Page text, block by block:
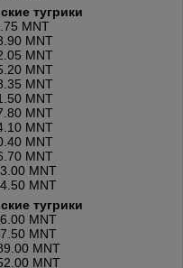
тугрики
MNT
MNT
MNT
MNT
MNT
MNT
MNT
MNT
MNT
MNT
MNT
MNT
тугрики
MNT
MNT
MNT
MNT